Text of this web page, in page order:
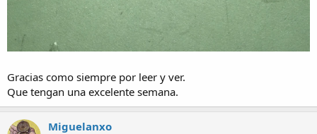
Gracias como siempre por leer y ver.
Que tengan una excelente semana.
Miguelanxo